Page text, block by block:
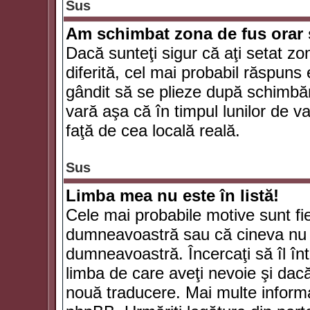
Sus
Am schimbat zona de fus
Dacă sunteţi sigur că aţi setat
diferită, cel mai probabil
gândit să se plieze după
vară aşa că în timpul lunilor de
faţă de cea locală reală.
Sus
Limba mea nu este în listă!
Cele mai probabile motive sunt
dumneavoastră sau că cineva
dumneavoastră. Încercaţi să îl
limba de care aveţi nevoie şi
nouă traducere. Mai multe